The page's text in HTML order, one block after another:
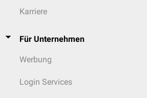
Karriere
Für Unternehmen
Werbung
Login Services